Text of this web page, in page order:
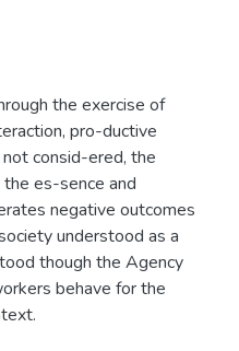
the exercise of
pro-ductive
consid-ered, the
es-sence and
negative outcomes
understood as a
though the Agency
behave for the